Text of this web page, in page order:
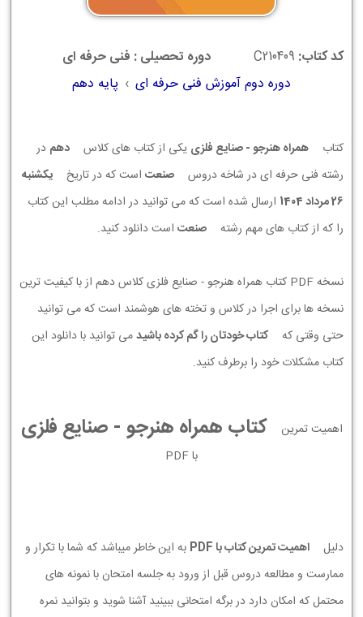
کد کتاب: C210409
دوره تحصیلی : فنی حرفه ای
دوره دوم آموزش فنی حرفه ای › پایه دهم
کتاب همراه هنرجو - صنایع فلزی یکی از کتاب های کلاس دهم در
رشته فنی حرفه ای در شاخه دروس
صنعت است که در تاریخ
يكشنبه
26 مرداد 1404
ارسال شده است که می توانید در ادامه مطلب این کتاب
را که از کتاب های مهم رشته
صنعت است دانلود کنید.
نسخه PDF کتاب همراه هنرجو - صنایع فلزی کلاس دهم از با کیفیت ترین
نسخه ها برای اجرا در کلاس و تخته های هوشمند است که می توانید
حتی وقتی که
کتاب خودتان را گم کرده باشیدمی توانید با دانلود این
کتاب مشکلات خود را برطرف کنید.
اهمیت تمرین کتاب همراه هنرجو - صنایع فلزی
با PDF
دلیل اهمیت تمرین کتاب با PDF
به این خاطر میباشد که شما با تکرار و
ممارست و مطالعه دروس قبل از ورود به جلسه امتحان با نمونه های
محتمل که امکان دارد در برگه امتحانی ببینید آشنا شوید و بتوانید نمره